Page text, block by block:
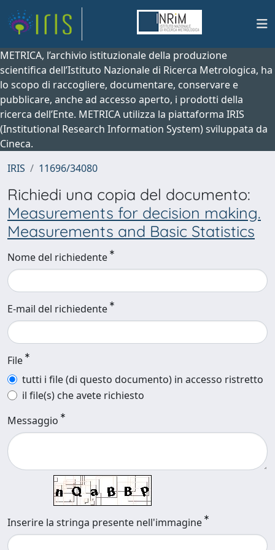
METRICA, l’archivio istituzionale della produzione
scientifica dell’Istituto Nazionale di Ricerca Metrologica, ha
lo scopo di raccogliere, documentare, conservare e
pubblicare, anche ad accesso aperto, i prodotti della
ricerca dell’Ente. METRICA utilizza la piattaforma IRIS
(Institutional Research Information System) sviluppata da
Cineca.
IRIS
11696/34080
Richiedi una copia del documento:
Measurements for decision making.
Measurements and Basic Statistics
Nome del richiedente
E-mail del richiedente
File
tutti i file (di questo documento) in accesso ristretto
il file(s) che avete richiesto
Messaggio
Inserire la stringa presente nell'immagine